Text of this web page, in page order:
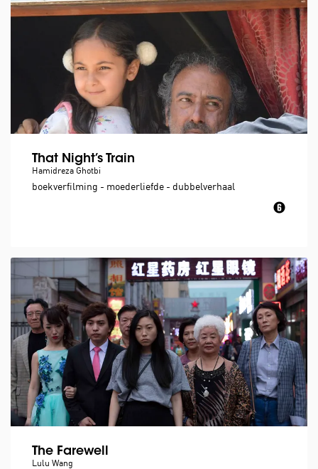
That Night’s Train
Hamidreza Ghotbi
boekverfilming - moederliefde - dubbelverhaal
The Farewell
Lulu Wang